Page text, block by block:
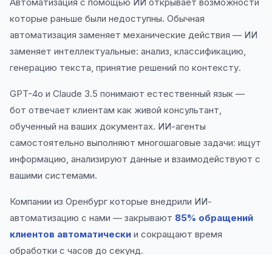
которые раньше были недоступны. Обычная
автоматизация заменяет механические действия — ИИ
заменяет интеллектуальные: анализ, классификацию,
генерацию текста, принятие решений по контексту.
GPT-4o и Claude 3.5 понимают естественный язык —
бот отвечает клиентам как живой консультант,
обученный на ваших документах. ИИ-агенты
самостоятельно выполняют многошаговые задачи: ищут
информацию, анализируют данные и взаимодействуют с
вашими системами.
Компании из Оренбург которые внедрили ИИ-
автоматизацию с нами — закрывают 85% обращений
клиентов автоматически и сокращают время
обработки с часов до секунд.